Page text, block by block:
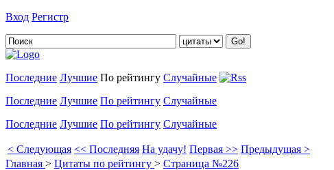
Вход Регистр
Последние Лучшие По рейтингу Случайные
Последние Лучшие По рейтингу Случайные
Последние Лучшие По рейтингу Случайные
< Следующая << Последняя На удачу! Первая >> Предыдущая >
Главная > Цитаты по рейтингу > Страница №226